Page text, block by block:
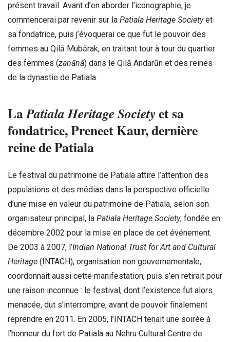
présent travail. Avant d’en aborder l’iconographie, je
commencerai par revenir sur la Patiala Heritage Societyet
sa fondatrice, puis j’évoquerai ce que fut le pouvoir des
femmes au Qilā Mubārak, en traitant tour à tour du quartier
des femmes (zanānā) dans le Qilā Andarūn et des reines
de la dynastie de Patiala.
LaPatiala Heritage Societyet sa
fondatrice, Preneet Kaur, dernière
reine de Patiala
Le festival du patrimoine de Patiala attire l’attention des
populations et des médias dans la perspective officielle
d’une mise en valeur du patrimoine de Patiala, selon son
organisateur principal, la Patiala Heritage Society, fondée en
décembre 2002 pour la mise en place de cet événement.
De 2003 à 2007, l’Indian National Trust for Art and Cultural
Heritage (INTACH), organisation non gouvernementale,
coordonnait aussi cette manifestation, puis s’en retirait pour
une raison inconnue : le festival, dont l’existence fut alors
menacée, dut s’interrompre, avant de pouvoir finalement
reprendre en 2011. En 2005, l’INTACH tenait une soirée à
l’honneur du fort de Patiala au Nehru Cultural Centre de